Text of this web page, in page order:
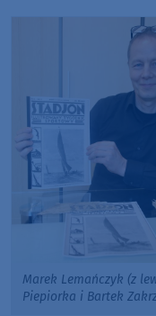
Marek Lemańczyk (z
Piepiorka i Bartek